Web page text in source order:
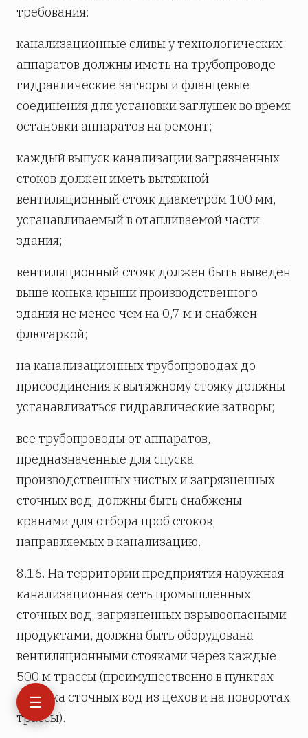
☰
требования:
канализационные сливы у технологических
аппаратов должны иметь на трубопроводе
гидравлические затворы и фланцевые
соединения для установки заглушек во время
остановки аппаратов на ремонт;
каждый выпуск канализации загрязненных
стоков должен иметь вытяжной
вентиляционный стояк диаметром 100 мм,
устанавливаемый в отапливаемой части
здания;
вентиляционный стояк должен быть выведен
выше конька крыши производственного
здания не менее чем на 0,7 м и снабжен
флюгаркой;
на канализационных трубопроводах до
присоединения к вытяжному стояку должны
устанавливаться гидравлические затворы;
все трубопроводы от аппаратов,
предназначенные для спуска
производственных чистых и загрязненных
сточных вод, должны быть снабжены
кранами для отбора проб стоков,
направляемых в канализацию.
8.16. На территории предприятия наружная
канализационная сеть промышленных
сточных вод, загрязненных взрывоопасными
продуктами, должна быть оборудована
вентиляционными стояками через каждые
500 м трассы (преимущественно в пунктах
выпуска сточных вод из цехов и на поворотах
трассы).